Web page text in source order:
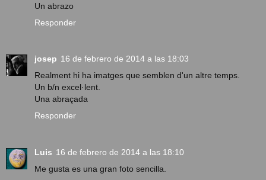
Un abrazo
Responder
josep 16 de febrero de 2014 a las 18:03
Realment hi ha imatges que semblen d'un altre temps.
Un b/n excel·lent.
Una abraçada
Responder
Luis 16 de febrero de 2014 a las 18:10
Me gusta es una gran foto sencilla.